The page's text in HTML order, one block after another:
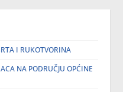
I RUKOTVORINA
NA PODRUČJU OPĆINE